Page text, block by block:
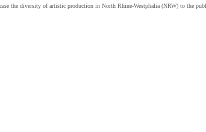
the diversity of artistic production in North Rhine-Westphalia (NRW) to the